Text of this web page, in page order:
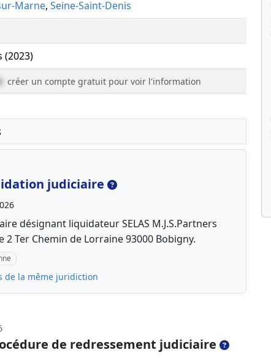
Marne, Seine-Saint-Denis
(2023)
créer un compte gratuit pour voir l'information
judiciaire
désignant liquidateur SELAS M.J.S.Partners
Ter Chemin de Lorraine 93000 Bobigny.
de la même juridiction
de redressement judiciaire